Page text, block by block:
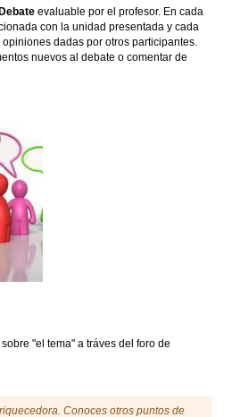
evaluable por el profesor. En cada
con la unidad presentada y cada
dadas por otros participantes.
nuevos al debate o comentar de
"el tema" a tráves del foro de
Conoces otros puntos de